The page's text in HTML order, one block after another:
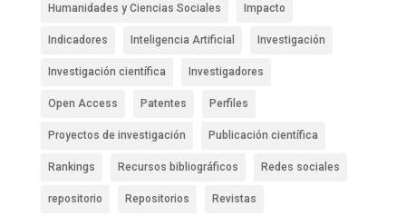
Humanidades y Ciencias Sociales Impacto
Indicadores Inteligencia Artificial Investigación
Investigación científica Investigadores
Open Access Patentes Perfiles
Proyectos de investigación Publicación científica
Rankings Recursos bibliográficos Redes sociales
repositorio Repositorios Revistas